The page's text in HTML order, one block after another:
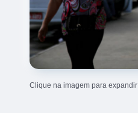
Clique na imagem para expandir